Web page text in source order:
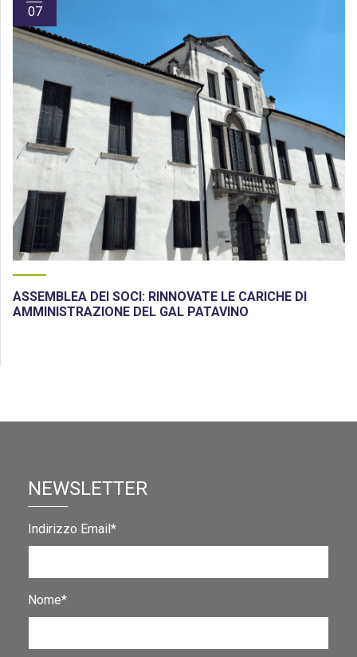
07
ASSEMBLEA DEI SOCI: RINNOVATE LE CARICHE DI
AMMINISTRAZIONE DEL GAL PATAVINO
NEWSLETTER
Indirizzo Email*
Nome*